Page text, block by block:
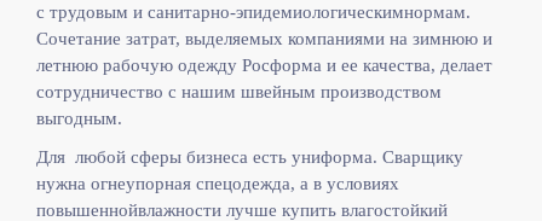
с трудовым и санитарно-эпидемиологическимнормам.
Сочетание затрат, выделяемых компаниями на зимнюю и
летнюю рабочую одежду Росформа и ее качества, делает
сотрудничество с нашим швейным производством
выгодным.
Для любой сферы бизнеса есть униформа. Сварщику
нужна огнеупорная спецодежда, а в условиях
повышеннойвлажности лучше купить влагостойкий